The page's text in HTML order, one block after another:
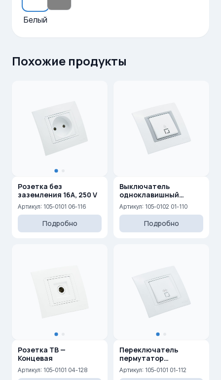
Белый
Похожие продукты
Розетка без
заземления 16A, 250 V
Артикул: 105-0101 06-116
Подробно
Выключатель
одноклавишный
проходной с
подсветкой 10AX, 250 V
Артикул: 105-0102 01-110
Подробно
Розетка ТВ —
Концевая
Артикул: 105-0101 04-128
Переключатель
пермутатор
(перекрестный) 10AX,
250 V
Артикул: 105-0101 01-112